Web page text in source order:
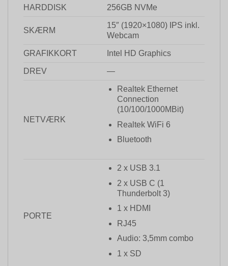
HARDDISK 256GB NVMe
SKÆRM
15″ (1920×1080) IPS inkl.
Webcam
GRAFIKKORT Intel HD Graphics
DREV —
NETVÆRK
Realtek Ethernet
Connection
(10/100/1000MBit)
Realtek WiFi 6
Bluetooth
PORTE
2 x USB 3.1
2 x USB C (1
Thunderbolt 3)
1 x HDMI
RJ45
Audio: 3,5mm combo
1 x SD